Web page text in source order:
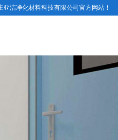
洁净化材料科技有限公司官方网站！
业务咨询电话